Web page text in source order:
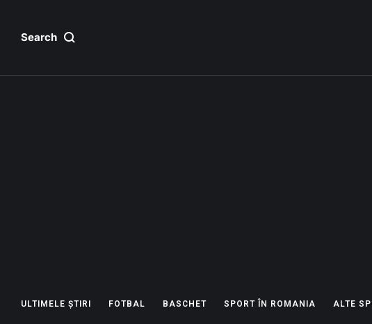
Search
ULTIMELE ȘTIRI FOTBAL BASCHET SPORT ÎN ROMANIA ALTE